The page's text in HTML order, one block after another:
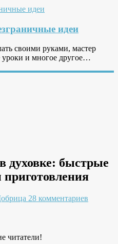
идеи
своими руками, мастер
и многое другое…
духовке: быстрые
28 комментариев
читатели!